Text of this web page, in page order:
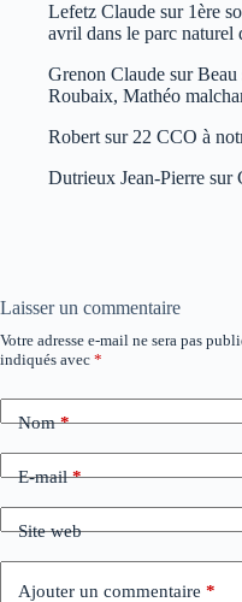
Lefetz Claude sur 1ère
avril dans le parc naturel
Grenon Claude surBeau
Roubaix, Mathéo
Robert sur 22 CCO à
Dutrieux Jean-Pierre sur
Laisser un commentaire
Votre adresse e-mail ne sera pas
indiqués avec *
Nom*
E-mail*
Site web
Ajouter un commentaire *